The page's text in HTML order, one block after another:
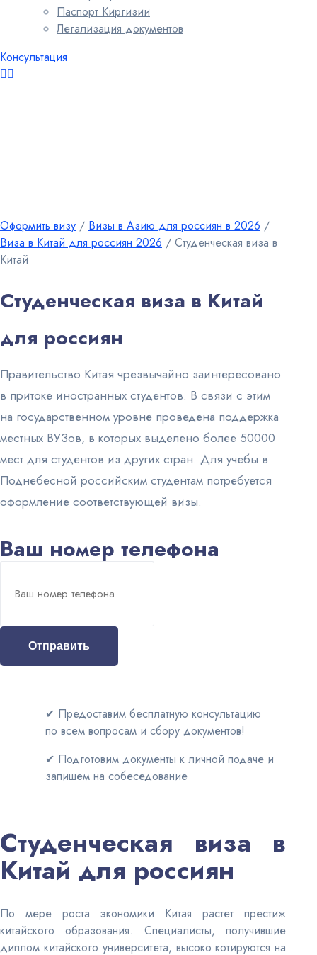
Паспорт Киргизии
Легализация документов
Консультация
Оформить визу ∕ Визы в Азию для россиян в 2026 ∕
Виза в Китай для россиян 2026 ∕ Студенческая виза в
Китай
Студенческая виза в Китай
для россиян
Правительство Китая чрезвычайно заинтересовано
в притоке иностранных студентов. В связи с этим
на государственном уровне проведена поддержка
местных ВУЗов, в которых выделено более 50000
мест для студентов из других стран. Для учебы в
Поднебесной российским студентам потребуется
оформление соответствующей визы.
Ваш номер телефона
Отправить
✔ Предоставим бесплатную консультацию
по всем вопросам и сбору документов!
✔ Подготовим документы к личной подаче и
запишем на собеседование
Студенческая виза в
Китай для россиян
По мере роста экономики Китая растет престиж
китайского образования. Специалисты, получившие
диплом китайского университета, высоко котируются на